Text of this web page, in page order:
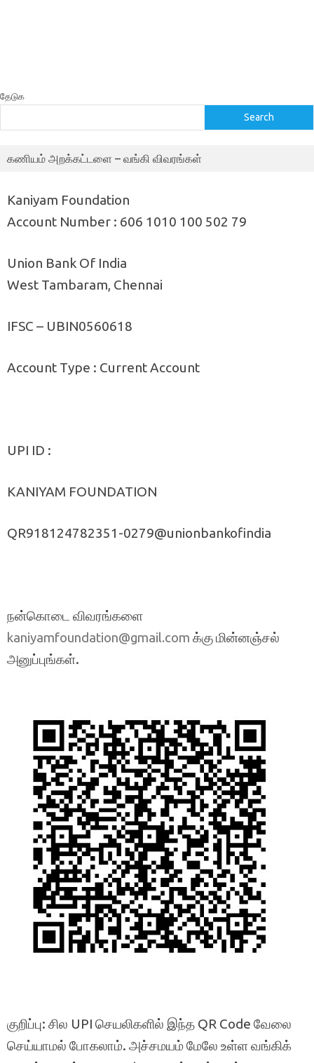
தேடுக
Search
கணியம் அறக்கட்டளை – வங்கி விவரங்கள்
Kaniyam Foundation
Account Number : 606 1010 100 502 79
Union Bank Of India
West Tambaram, Chennai
IFSC – UBIN0560618
Account Type : Current Account
UPI ID :
KANIYAM FOUNDATION
QR918124782351-0279@unionbankofindia
நன்கொடை விவரங்களை
kaniyamfoundation@gmail.com க்கு மின்னஞ்சல்
அனுப்புங்கள்.
குறிப்பு: சில UPI செயலிகளில் இந்த QR Code வேலை
செய்யாமல் போகலாம். அச்சமயம் மேலே உள்ள வங்கிக்